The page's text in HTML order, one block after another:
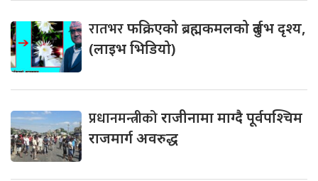
रातभरफक्रिएको ब्रह्मकमलको दुर्लभ दृश्य,
(लाइभ भिडियो)
प्रधानमन्त्रीकोराजीनामा माग्दै पूर्वपश्चिम
राजमार्ग अवरुद्ध